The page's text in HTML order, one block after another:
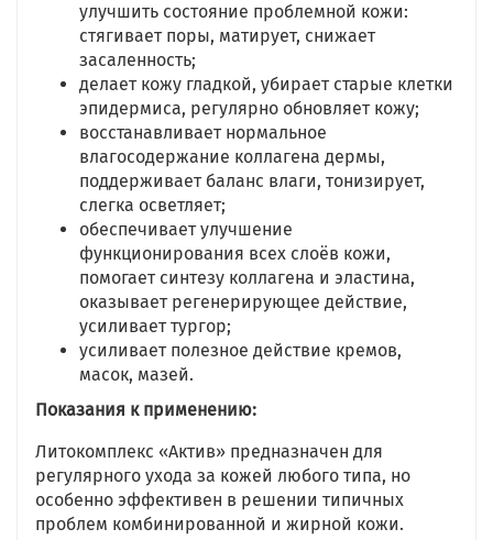
улучшить состояние проблемной кожи:
стягивает поры, матирует, снижает
засаленность;
делает кожу гладкой, убирает старые клетки
эпидермиса, регулярно обновляет кожу;
восстанавливает нормальное
влагосодержание коллагена дермы,
поддерживает баланс влаги, тонизирует,
слегка осветляет;
обеспечивает улучшение
функционирования всех слоёв кожи,
помогает синтезу коллагена и эластина,
оказывает регенерирующее действие,
усиливает тургор;
усиливает полезное действие кремов,
масок, мазей.
Показания к применению:
Литокомплекс «Актив» предназначен для
регулярного ухода за кожей любого типа, но
особенно эффективен в решении типичных
проблем комбинированной и жирной кожи.